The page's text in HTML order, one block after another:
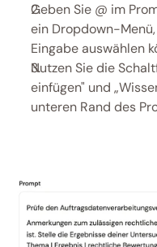
Geben Sie @ im
ein Dropdown-
Eingabe auswählen
Nutzen Sie die
einfügen" und
unteren Rand des